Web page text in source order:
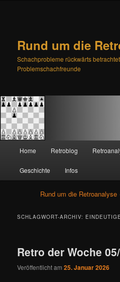
Rund um die
Schachprobleme rückwärts
Problemschachfreunde
Zum
primären
Inhalt
springen
Zum
sekundären
Inhalt
springen
Home Retroblog
Geschichte Infos
Rund um die Retroanalyse
SCHLAGWORT-ARCHIV:
Retro der Woche
Veröffentlicht am25. Januar 2026